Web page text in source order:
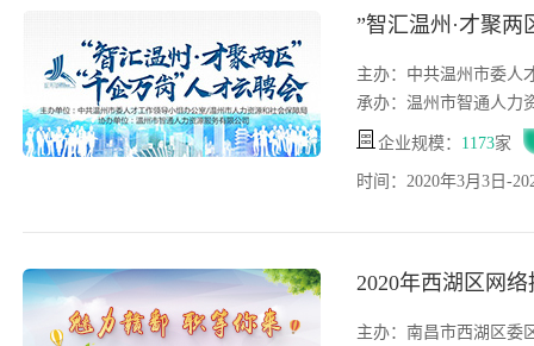
”智汇温州·才聚两
主办：中共温州市委人
承办：温州市智通人力
企业规模： 1173家
时间：2020年3月3日-
2020年西湖区网
主办：南昌市西湖区委